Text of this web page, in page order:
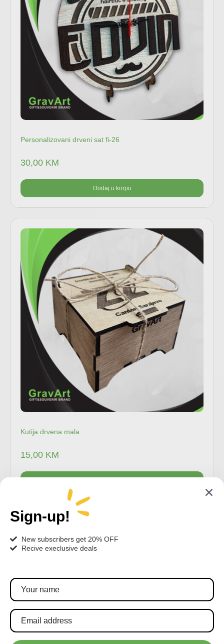
Personalizovani drveni sat fi-26
30,00 KM
Dodaj u korpu
Kutija drvena mala
15,00 KM
Sign-up!
New subscribers get 20% OFF
Recive execlusive deals